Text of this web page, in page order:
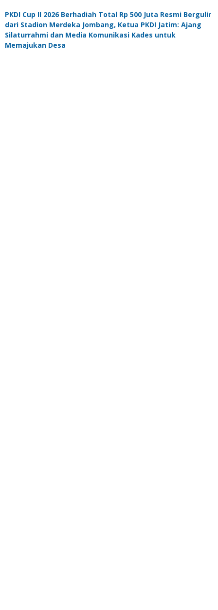
PKDI Cup II 2026 Berhadiah Total Rp 500 Juta Resmi Bergulir
dari Stadion Merdeka Jombang, Ketua PKDI Jatim: Ajang
Silaturrahmi dan Media Komunikasi Kades untuk
Memajukan Desa